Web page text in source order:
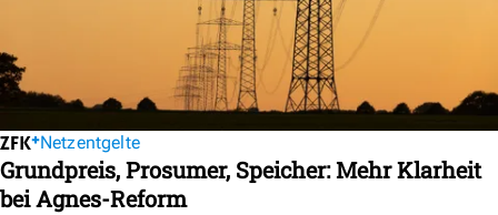
Netzentgelte
Grundpreis, Prosumer, Speicher: Mehr Klarheit
bei Agnes-Reform